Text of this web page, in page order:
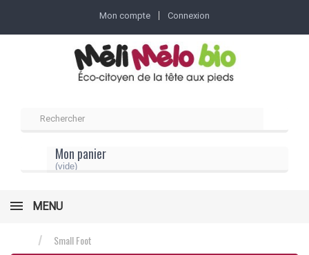
Mon compte Connexion
Mon panier
(vide)
MENU
Small Foot